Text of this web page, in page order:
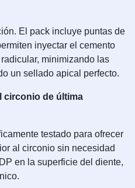
El pack incluye puntas de
inyectar el cemento
minimizando las
un sellado apical perfecto.
circonio de última
testado para ofrecer
al circonio sin necesidad
en la superficie del diente,